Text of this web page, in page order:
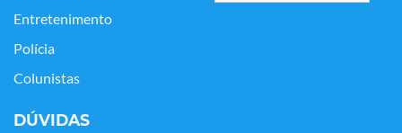
Entretenimento
Polícia
Colunistas
DÚVIDAS